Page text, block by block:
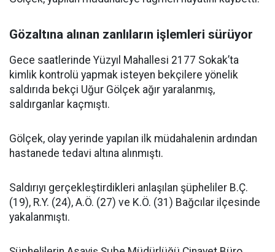
Gözaltına alınan zanlıların işlemleri sürüyor
Gece saatlerinde Yüzyıl Mahallesi 2177 Sokak’ta
kimlik kontrolü yapmak isteyen bekçilere yönelik
saldırıda bekçi Uğur Gölçek ağır yaralanmış,
saldırganlar kaçmıştı.
Gölçek, olay yerinde yapılan ilk müdahalenin ardından
hastanede tedavi altına alınmıştı.
Saldırıyı gerçekleştirdikleri anlaşılan şüpheliler B.Ç.
(19), R.Y. (24), A.Ö. (27) ve K.Ö. (31) Bağcılar ilçesinde
yakalanmıştı.